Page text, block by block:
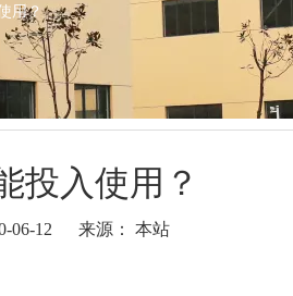
用？
投入使用？
06-12 来源： 本站